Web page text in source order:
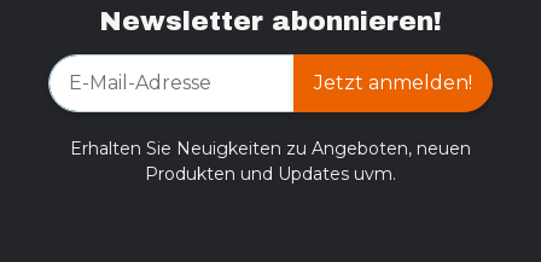
Newsletter abonnieren!
Jetzt anmelden!
Erhalten Sie Neuigkeiten zu Angeboten, neuen
Produkten und Updates uvm.